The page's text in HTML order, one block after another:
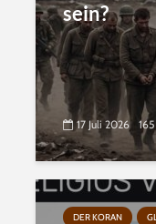
sein?
17 Juli 2026
DER KORAN